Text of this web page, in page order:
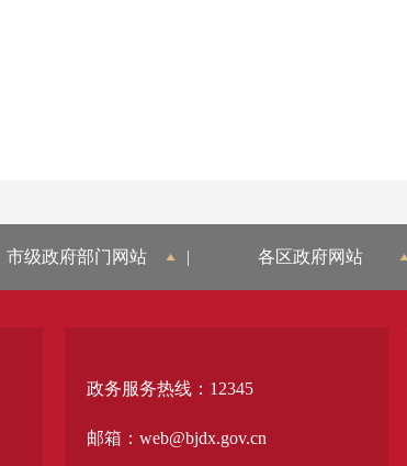
市级政府部门网站 | 各区政府网站
政务服务热线：12345
邮箱：web@bjdx.gov.cn